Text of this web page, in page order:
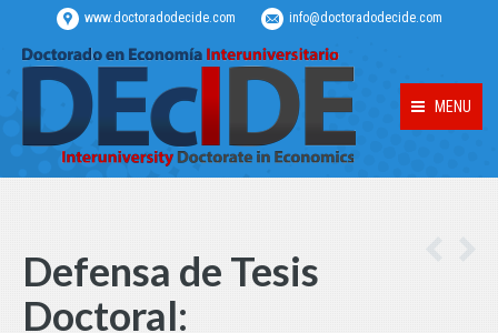
www.doctoradodecide.com info@doctoradodecide.com
MENU
Defensa de Tesis
Doctoral: